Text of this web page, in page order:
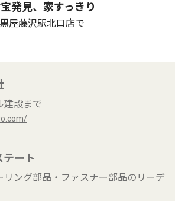
発見、家すっきり
屋藤沢駅北口店で
建設まで
テート
リング部品・ファスナー部品のリーデ